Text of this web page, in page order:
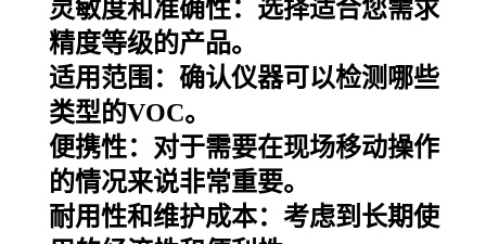
灵敏度和准确性：选择适合您需求
精度等级的产品。
适用范围：确认仪器可以检测哪些
类型的VOC。
便携性：对于需要在现场移动操作
的情况来说非常重要。
耐用性和维护成本：考虑到长期使